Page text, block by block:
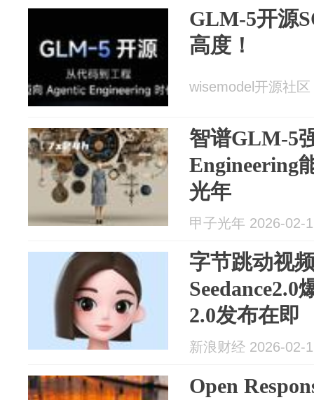
GLM-5开源
高度！
wisemodel开源社
智谱GLM-5
Engineering
光年
甲子光年 2026-02-
字节跳动视
2.0发布在即
新浪财经 2026-02-
Open